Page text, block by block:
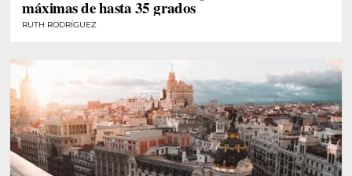
máximas de hasta 35 grados
RUTH RODRÍGUEZ